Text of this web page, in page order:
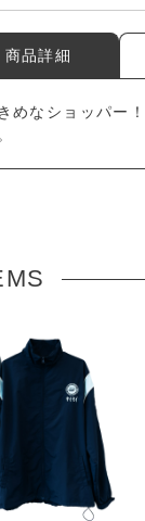
商品詳細
めなショッパー